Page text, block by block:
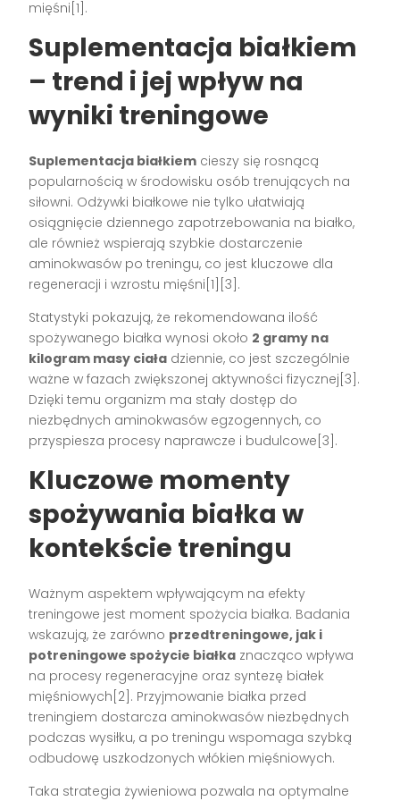
mięśni[1].
Suplementacja białkiem
– trend i jej wpływ na
wyniki treningowe
Suplementacja białkiem cieszy się rosnącą
popularnością w środowisku osób trenujących na
siłowni. Odżywki białkowe nie tylko ułatwiają
osiągnięcie dziennego zapotrzebowania na białko,
ale również wspierają szybkie dostarczenie
aminokwasów po treningu, co jest kluczowe dla
regeneracji i wzrostu mięśni[1][3].
Statystyki pokazują, że rekomendowana ilość
spożywanego białka wynosi około 2 gramy na
kilogram masy ciała dziennie, co jest szczególnie
ważne w fazach zwiększonej aktywności fizycznej[3].
Dzięki temu organizm ma stały dostęp do
niezbędnych aminokwasów egzogennych, co
przyspiesza procesy naprawcze i budulcowe[3].
Kluczowe momenty
spożywania białka w
kontekście treningu
Ważnym aspektem wpływającym na efekty
treningowe jest moment spożycia białka. Badania
wskazują, że zarówno przedtreningowe, jak i
potreningowe spożycie białka znacząco wpływa
na procesy regeneracyjne oraz syntezę białek
mięśniowych[2]. Przyjmowanie białka przed
treningiem dostarcza aminokwasów niezbędnych
podczas wysiłku, a po treningu wspomaga szybką
odbudowę uszkodzonych włókien mięśniowych.
Taka strategia żywieniowa pozwala na optymalne